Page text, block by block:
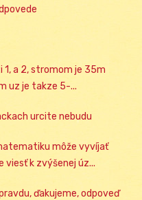
a 2, stromom je 35m
uz je takze 5-...
urcite nebudu
môže vyvíjať
k zvýšenej úz...
ďakujeme, odpoveď